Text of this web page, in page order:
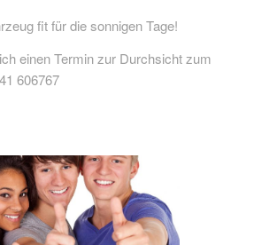
fit für die sonnigen Tage!
einen Termin zur Durchsicht zum
606767